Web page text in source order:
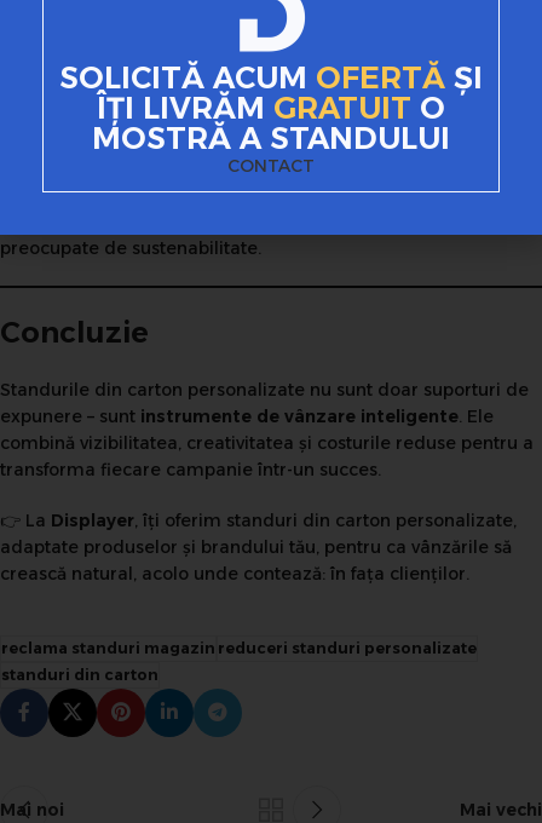
7. Susții imaginea de brand
responsabil
Cartonul este un material reciclabil, iar utilizarea lui transmite
clienților o atitudine eco-friendly. Acest aspect influențează
preocupate de sustenabilitate.
Concluzie
Standurile din carton personalizate nu sunt doar suporturi de
expunere – sunt instrumente de vânzare inteligente. Ele
combină vizibilitatea, creativitatea și costurile reduse pentru a
transforma fiecare campanie într-un succes.
👉 La Displayer, îți oferim standuri din carton personalizate,
adaptate produselor și brandului tău, pentru ca vânzările să
crească natural, acolo unde contează: în fața clienților.
reclama standuri magazin reduceri standuri personalizate
standuri din carton
Mai noi Mai vechi
SOLICITĂ ACUM OFERTĂ ȘI
ÎȚI LIVRĂM GRATUIT O
MOSTRĂ A STANDULUI
CONTACT